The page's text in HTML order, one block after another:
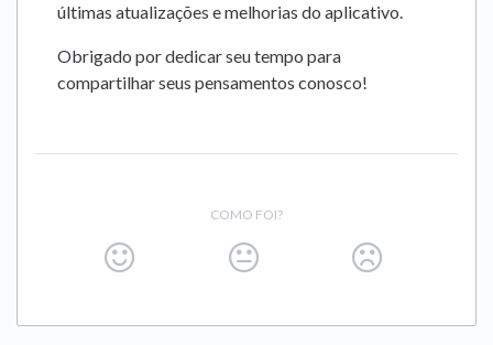
últimas atualizações e melhorias do aplicativo.
Obrigado por dedicar seu tempo para
compartilhar seus pensamentos conosco!
COMO FOI?